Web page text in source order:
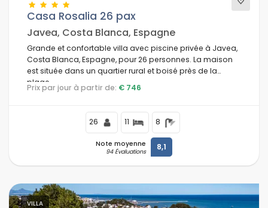
Confort
Catégories supplémentaires
Casa Rosalia 26 pax
Javea, Costa Blanca, Espagne
Grande et confortable villa avec piscine privée à Javea,
Costa Blanca, Espagne, pour 26 personnes. La maison
est située dans un quartier rural et boisé près de la
plage.
Prix par jour à partir de: € 746
26 11 8
Note moyenne
94 Évaluations 8,1
VILLA